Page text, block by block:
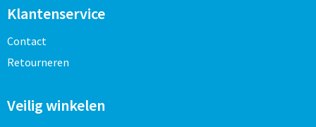
Klantenservice
Contact
Retourneren
Veilig winkelen